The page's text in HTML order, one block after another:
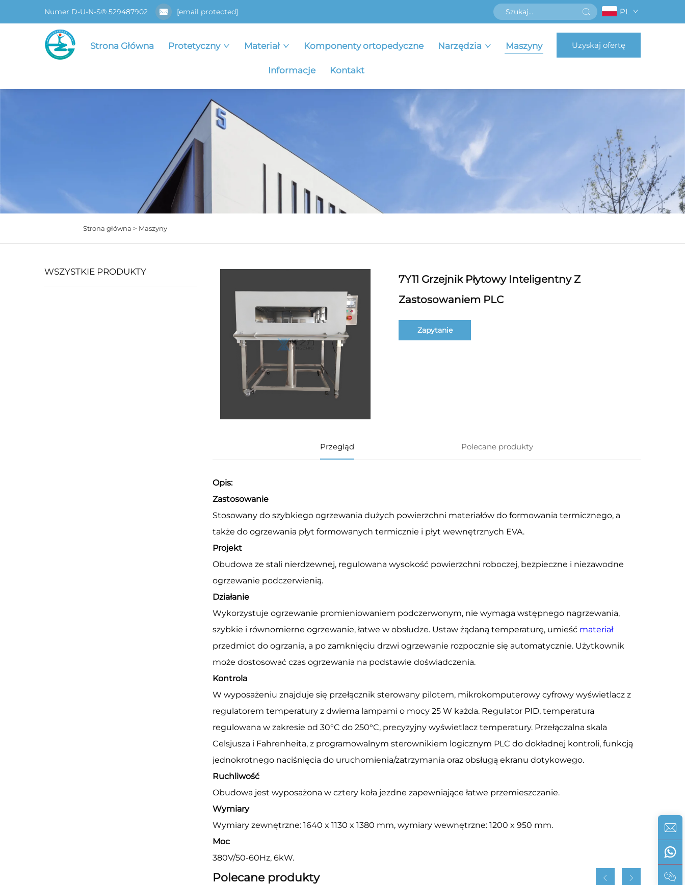
Numer D-U-N-S® 529487902 [email protected] PL
Strona Główna Protetyczny Materiał Komponenty ortopedyczne Narzędzia Maszyny
Informacje Kontakt
Uzyskaj ofertę
Strona główna > Maszyny
WSZYSTKIE PRODUKTY
7Y11 Grzejnik Płytowy Inteligentny Z
Zastosowaniem PLC
Zapytanie
Przegląd Polecane produkty
Opis:
Zastosowanie
Stosowany do szybkiego ogrzewania dużych powierzchni materiałów do formowania termicznego, a
także do ogrzewania płyt formowanych termicznie i płyt wewnętrznych EVA.
Projekt
Obudowa ze stali nierdzewnej, regulowana wysokość powierzchni roboczej, bezpieczne i niezawodne
ogrzewanie podczerwienią.
Działanie
Wykorzystuje ogrzewanie promieniowaniem podczerwonym, nie wymaga wstępnego nagrzewania,
szybkie i równomierne ogrzewanie, łatwe w obsłudze. Ustaw żądaną temperaturę, umieść materiał
przedmiot do ogrzania, a po zamknięciu drzwi ogrzewanie rozpocznie się automatycznie. Użytkownik
może dostosować czas ogrzewania na podstawie doświadczenia.
Kontrola
W wyposażeniu znajduje się przełącznik sterowany pilotem, mikrokomputerowy cyfrowy wyświetlacz z
regulatorem temperatury z dwiema lampami o mocy 25 W każda. Regulator PID, temperatura
regulowana w zakresie od 30°C do 250°C, precyzyjny wyświetlacz temperatury. Przełączalna skala
Celsjusza i Fahrenheita, z programowalnym sterownikiem logicznym PLC do dokładnej kontroli, funkcją
jednokrotnego naciśnięcia do uruchomienia/zatrzymania oraz obsługą ekranu dotykowego.
Ruchliwość
Obudowa jest wyposażona w cztery koła jezdne zapewniające łatwe przemieszczanie.
Wymiary
Wymiary zewnętrzne: 1640 x 1130 x 1380 mm, wymiary wewnętrzne: 1200 x 950 mm.
Moc
380V/50-60Hz, 6kW.
Polecane produkty